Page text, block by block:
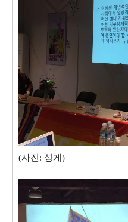
(사진: 성게)